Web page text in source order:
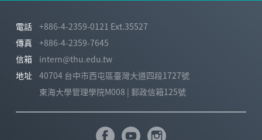
電話
+886-4-2359-0121 Ext.35527
傳真
+886-4-2359-7645
信箱
intern@thu.edu.tw
地址
40704 台中市西屯區臺灣大道四段1727號
東海大學管理學院M008 | 郵政信箱125號